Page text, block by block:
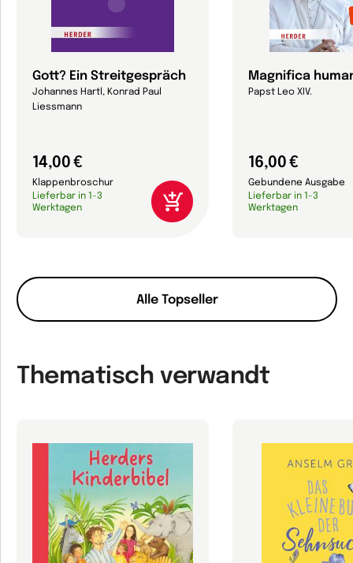
Alle Topseller
Gott? Ein Streitgespräch
Johannes Hartl, Konrad Paul
Liessmann
14,00 €
Klappenbroschur
Lieferbar in 1-3
Werktagen
Magnifica
Papst Leo XIV.
16,00 €
Gebundene Ausgabe
Lieferbar in 1-3
Werktagen
Thematisch verwandt